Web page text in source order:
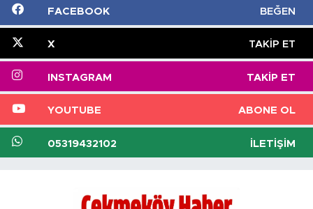
FACEBOOK BEĞEN
X TAKIP ET
INSTAGRAM TAKIP ET
YOUTUBE ABONE OL
05319432102 İLETIŞIM